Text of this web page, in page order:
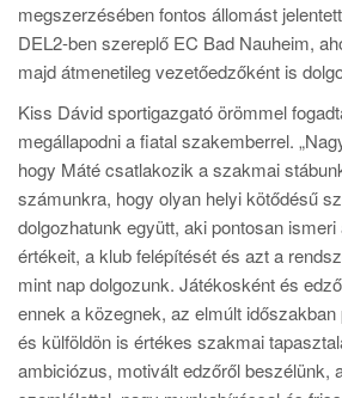
megszerzésében fontos állomást
DEL2-ben szereplő EC Bad Nauheim,
majd átmenetileg vezetőedzőként is
Kiss Dávid sportigazgató örömmel
megállapodni a fiatal szakemberrel.
hogy Máté csatlakozik a szakmai
számunkra, hogy olyan helyi kötődésű
dolgozhatunk együtt, aki pontosan
értékeit, a klub felépítését és azt a
mint nap dolgozunk. Játékosként és
ennek a közegnek, az elmúlt időszakban
és külföldön is értékes szakmai
ambiciózus, motivált edzőről beszélünk,